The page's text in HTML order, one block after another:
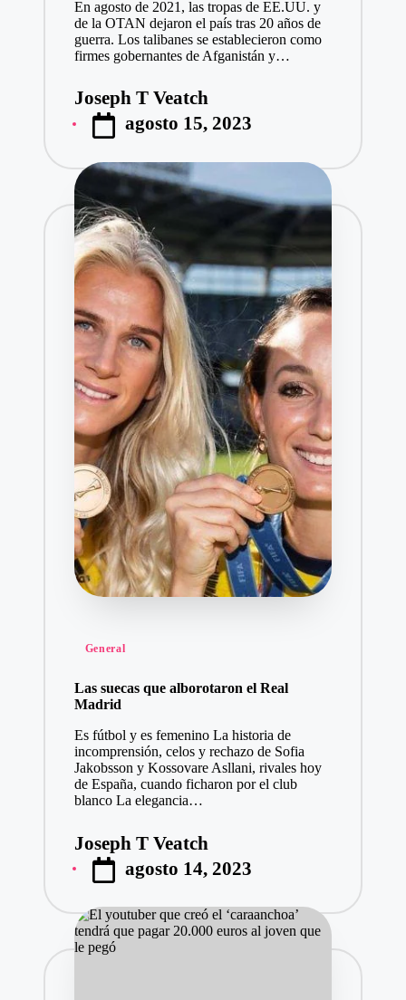
En agosto de 2021, las tropas de EE.UU. y
de la OTAN dejaron el país tras 20 años de
guerra. Los talibanes se establecieron como
firmes gobernantes de Afganistán y…
Publicado
por
Joseph T Veatch
agosto 15, 2023
Publicado
General
Las suecas que alborotaron el Real
Madrid
Es fútbol y es femenino La historia de
incomprensión, celos y rechazo de Sofia
Jakobsson y Kossovare Asllani, rivales hoy
de España, cuando ficharon por el club
blanco La elegancia…
Publicado
por
Joseph T Veatch
agosto 14, 2023